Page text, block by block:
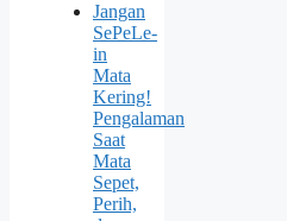
Jangan
SePeLe-
in
Mata
Kering!
Pengalaman
Saat
Mata
Sepet,
Perih,